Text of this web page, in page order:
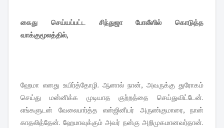
கைது செய்யப்பட்ட சிந்துஜா போலீஸில் கொடுத்த
வாக்குமூலத்தில்,
ஹேமா எனது உயிர்த்தோழி. ஆனால் நான், அவருக்கு துரோகம்
செய்து மன்னிக்க முடியாத குற்றத்தை செய்துவிட்டேன்.
எங்களுடன் வேலைபார்த்த என்ஜினீயர் அருண்குமாரை, நான்
காதலித்தேன். ஹேமாவுக்கும் அவர் நன்கு அறிமுகமானவர்தான்.